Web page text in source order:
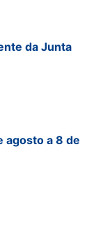
da Junta
agosto a 8 de